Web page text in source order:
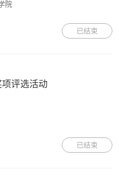
院
已结束
评选活动
已结束